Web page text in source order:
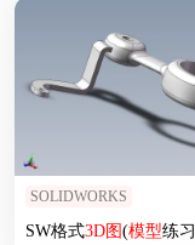
SOLIDWORKS
SW格式3D图(模型练习题)-051